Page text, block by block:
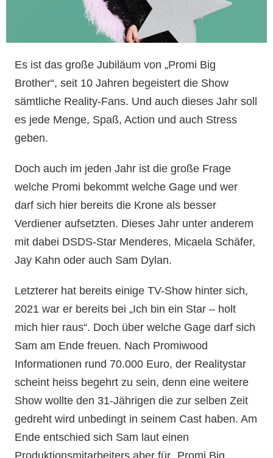
Es ist das große Jubiläum von „Promi Big
Brother“, seit 10 Jahren begeistert die Show
sämtliche Reality-Fans. Und auch dieses Jahr soll
es jede Menge, Spaß, Action und auch Stress
geben.
Doch auch im jeden Jahr ist die große Frage
welche Promi bekommt welche Gage und wer
darf sich hier bereits die Krone als besser
Verdiener aufsetzten. Dieses Jahr unter anderem
mit dabei DSDS-Star Menderes, Micaela Schäfer,
Jay Kahn oder auch Sam Dylan.
Letzterer hat bereits einige TV-Show hinter sich,
2021 war er bereits bei „Ich bin ein Star – holt
mich hier raus“. Doch über welche Gage darf sich
Sam am Ende freuen. Nach Promiwood
Informationen rund 70.000 Euro, der Realitystar
scheint heiss begehrt zu sein, denn eine weitere
Show wollte den 31-Jährigen die zur selben Zeit
gedreht wird unbedingt in seinem Cast haben. Am
Ende entschied sich Sam laut einen